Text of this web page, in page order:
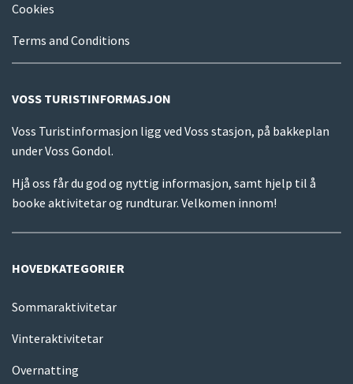
Cookies
Terms and Conditions
VOSS TURISTINFORMASJON
Voss Turistinformasjon ligg ved Voss stasjon, på bakkeplan
under Voss Gondol.
Hjå oss får du god og nyttig informasjon, samt hjelp til å
booke aktivitetar og rundturar. Velkomen innom!
HOVEDKATEGORIER
Sommaraktivitetar
Vinteraktivitetar
Overnatting